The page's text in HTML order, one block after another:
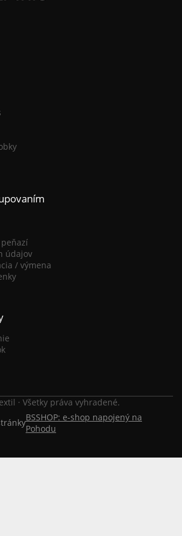
údajov
/ výmena
· Všetky práva vyhradené.
BSSHOP: e-shop napojený na
Pohodu